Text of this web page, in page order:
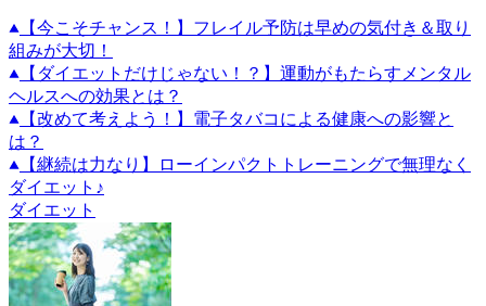
【今こそチャンス！】フレイル予防は早めの気付き＆取り
組みが大切！
【ダイエットだけじゃない！？】運動がもたらすメンタル
ヘルスへの効果とは？
【改めて考えよう！】電子タバコによる健康への影響と
は？
【継続は力なり】ローインパクトトレーニングで無理なく
ダイエット♪
ダイエット